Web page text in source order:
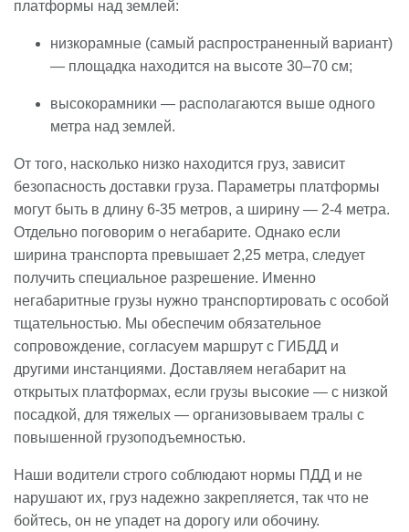
платформы над землей:
низкорамные (самый распространенный вариант)
— площадка находится на высоте 30–70 см;
высокорамники — располагаются выше одного
метра над землей.
От того, насколько низко находится груз, зависит
безопасность доставки груза. Параметры платформы
могут быть в длину 6-35 метров, а ширину — 2-4 метра.
Отдельно поговорим о негабарите. Однако если
ширина транспорта превышает 2,25 метра, следует
получить специальное разрешение. Именно
негабаритные грузы нужно транспортировать с особой
тщательностью. Мы обеспечим обязательное
сопровождение, согласуем маршрут с ГИБДД и
другими инстанциями. Доставляем негабарит на
открытых платформах, если грузы высокие — с низкой
посадкой, для тяжелых — организовываем тралы с
повышенной грузоподъемностью.
Наши водители строго соблюдают нормы ПДД и не
нарушают их, груз надежно закрепляется, так что не
бойтесь, он не упадет на дорогу или обочину.